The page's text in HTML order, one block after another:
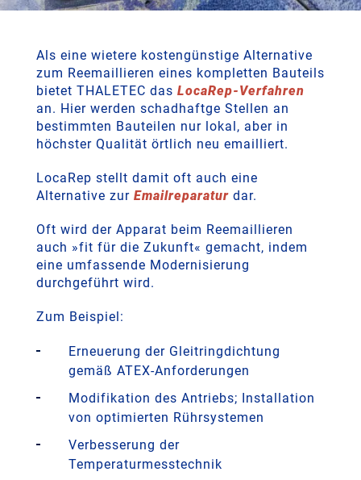
Als eine wietere kostengünstige Alternative
zum Reemaillieren eines kompletten Bauteils
bietet THALETEC das LocaRep-Verfahren
an. Hier werden schadhaftge Stellen an
bestimmten Bauteilen nur lokal, aber in
höchster Qualität örtlich neu emailliert.
LocaRep stellt damit oft auch eine
Alternative zur Emailreparatur dar.
Oft wird der Apparat beim Reemaillieren
auch »fit für die Zukunft« gemacht, indem
eine umfassende Modernisierung
durchgeführt wird.
Zum Beispiel:
Erneuerung der Gleitringdichtung
gemäß ATEX-Anforderungen
Modifikation des Antriebs; Installation
von optimierten Rührsystemen
Verbesserung der
Temperaturmesstechnik